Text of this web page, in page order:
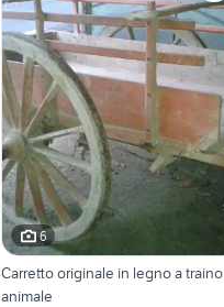
6
Carretto originale in legno a traino
animale